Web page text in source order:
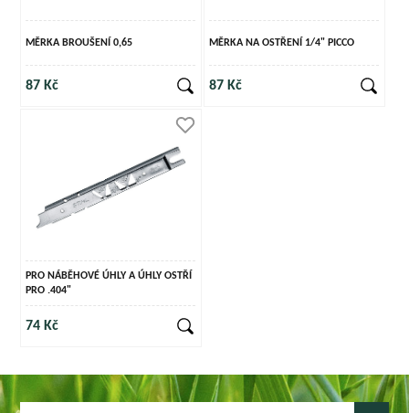
MĚRKA BROUŠENÍ 0,65
87 Kč
MĚRKA NA OSTŘENÍ 1/4" PICCO
87 Kč
PRO NÁBĚHOVÉ ÚHLY A ÚHLY OSTŘÍ
PRO .404"
74 Kč